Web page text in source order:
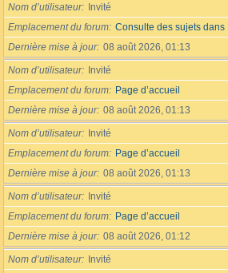
Nom d’utilisateur
Invité
Emplacement du forum Consulte des sujets dans
Dernière mise à jour 08 août 2026, 01:13
Nom d’utilisateur
Invité
Emplacement du forum
Page d’accueil
Dernière mise à jour 08 août 2026, 01:13
Nom d’utilisateur
Invité
Emplacement du forum
Page d’accueil
Dernière mise à jour 08 août 2026, 01:13
Nom d’utilisateur
Invité
Emplacement du forum
Page d’accueil
Dernière mise à jour 08 août 2026, 01:12
Nom d’utilisateur
Invité